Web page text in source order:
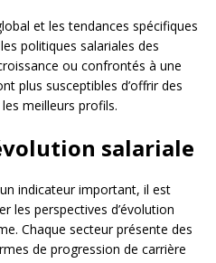
et les tendances spécifiques
politiques salariales des
ou confrontés à une
plus susceptibles d’offrir des
meilleurs profils.
salariale
indicateur important, il est
les perspectives d’évolution
Chaque secteur présente des
de progression de carrière